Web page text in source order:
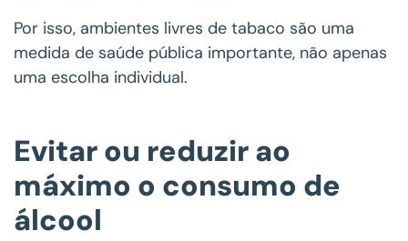
Por isso, ambientes livres de tabaco são uma
medida de saúde pública importante, não apenas
uma escolha individual.
Evitar ou reduzir ao
máximo o consumo de
álcool